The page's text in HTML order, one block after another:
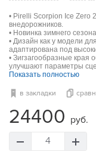
• Pirelli Scorpion Ice
внедорожников.
• Новинка зимнего
• Дизайн как у модели
адаптирована под
• Зигзагообразные края
улучшают параметры
Показать полностью
в закладки
24400 руб.
4